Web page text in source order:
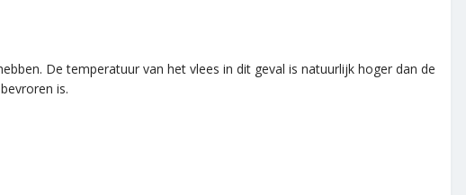
De temperatuur van het vlees in dit geval is natuurlijk hoger dan de
is.